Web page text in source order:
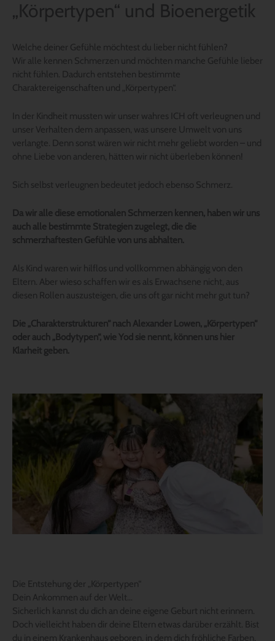
„Körpertypen“ und Bioenergetik
Welche deiner Gefühle möchtest du lieber nicht fühlen?
Wir alle kennen Schmerzen und möchten manche Gefühle lieber
nicht fühlen. Dadurch entstehen bestimmte
Charaktereigenschaften und „Körpertypen“.
In der Kindheit mussten wir unser wahres ICH oft verleugnen und
unser Verhalten dem anpassen, was unsere Umwelt von uns
verlangte. Denn sonst wären wir nicht mehr geliebt worden – und
ohne Liebe von anderen, hätten wir nicht überleben können!
Sich selbst verleugnen bedeutet jedoch ebenso Schmerz.
Da wir alle diese emotionalen Schmerzen kennen, haben wir uns
auch alle bestimmte Strategien zugelegt, die die
schmerzhaftesten Gefühle von uns abhalten.
Als Kind waren wir hilflos und vollkommen abhängig von den
Eltern. Aber wieso schaffen wir es als Erwachsene nicht, aus
diesen Rollen auszusteigen, die uns oft gar nicht mehr gut tun?
Die „Charakterstrukturen“ nach Alexander Lowen, „Körpertypen“
oder auch „Bodytypen“, wie Yod sie nennt, können uns hier
Klarheit geben.
Die Entstehung der „Körpertypen“
Dein Ankommen auf der Welt…
Sicherlich kannst du dich an deine eigene Geburt nicht erinnern.
Doch vielleicht haben dir deine Eltern etwas darüber erzählt. Bist
du in einem Krankenhaus geboren, in dem dich fröhliche Farben,